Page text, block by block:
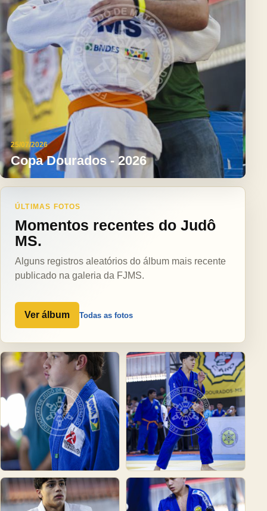
25/07/2026
Copa Dourados - 2026
ÚLTIMAS FOTOS
Momentos recentes do Judô
MS.
Alguns registros aleatórios do álbum mais recente
publicado na galeria da FJMS.
Ver álbum Todas as fotos